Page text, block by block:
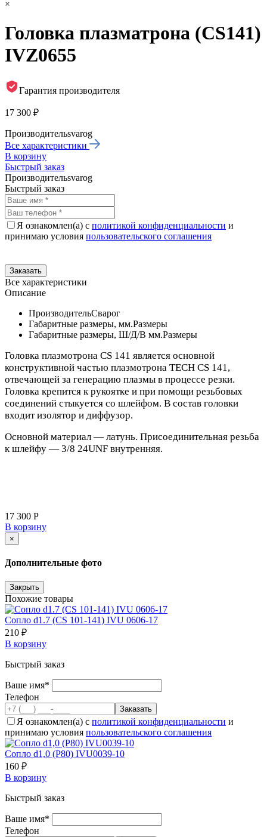
×
Головка плазматрона (CS141)
IVZ0655
Гарантия производителя
17 300 ₽
Производительsvarog
Все характеристики
В корзину
Быстрый заказ
Производительsvarog
Быстрый заказ
Я ознакомлен(а) с политикой конфиденциальности и
принимаю условия пользовательского соглашения
Все характеристики
Описание
ПроизводительСварог
Габаритные размеры, мм.Размеры
Габаритные размеры, Ш/Д/В мм.Размеры
Головка плазмотрона CS 141 является основной
конструктивной частью плазмотрона TECH CS 141,
отвечающей за генерацию плазмы в процессе резки.
Головка крепится к рукоятке и при помощи резьбовых
соединений стыкуется со шлейфом. В состав головки
входит изолятор и диффузор.
Основной материал — латунь. Присоединительная резьба
к шлейфу — 3/8 24UNF внутренняя.
17 300 Р
В корзину
×
Дополнительные фото
Закрыть
Похожие товары
Сопло d1.7 (CS 101-141) IVU 0606-17
210 ₽
В корзину
Быстрый заказ
Ваше имя*
Телефон
Я ознакомлен(а) с политикой конфиденциальности и
принимаю условия пользовательского соглашения
Сопло d1,0 (P80) IVU0039-10
160 ₽
В корзину
Быстрый заказ
Ваше имя*
Телефон